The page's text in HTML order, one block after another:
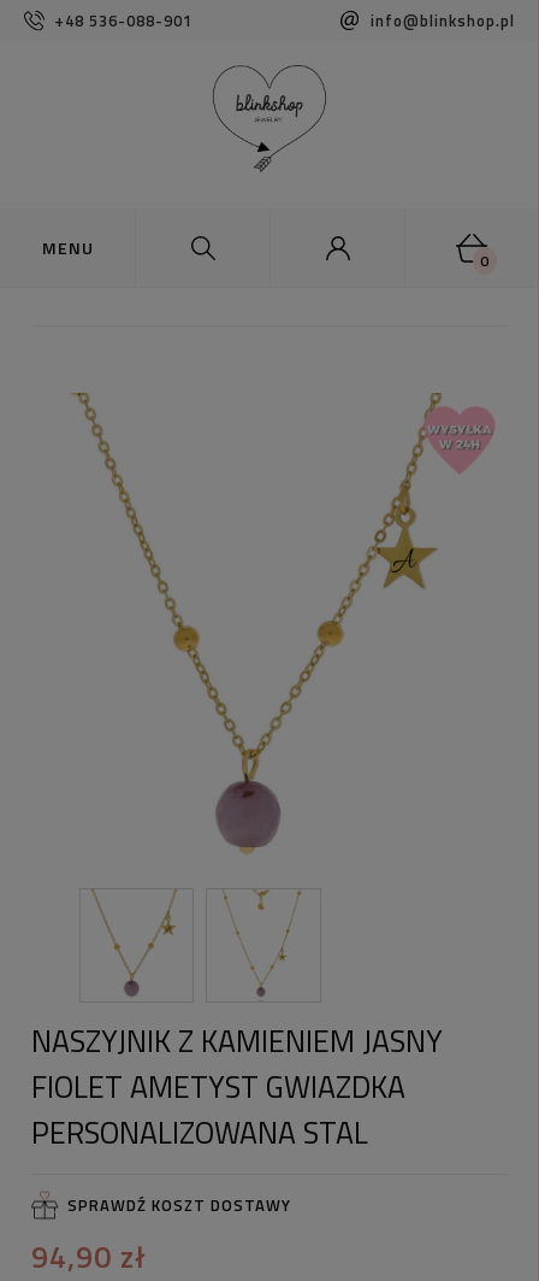
+48 536-088-901 info@blinkshop.pl
0
NASZYJNIK Z KAMIENIEM JASNY
FIOLET AMETYST GWIAZDKA
PERSONALIZOWANA STAL
SPRAWDŹ KOSZT DOSTAWY
94,90 zł